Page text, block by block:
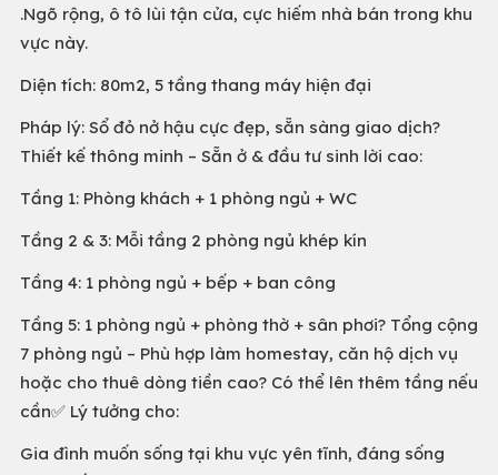
.Ngõ rộng, ô tô lùi tận cửa, cực hiếm nhà bán trong khu
vực này.
Diện tích: 80m2, 5 tầng thang máy hiện đại
Pháp lý: Sổ đỏ nở hậu cực đẹp, sẵn sàng giao dịch?
Thiết kế thông minh – Sẵn ở & đầu tư sinh lời cao:
Tầng 1: Phòng khách + 1 phòng ngủ + WC
Tầng 2 & 3: Mỗi tầng 2 phòng ngủ khép kín
Tầng 4: 1 phòng ngủ + bếp + ban công
Tầng 5: 1 phòng ngủ + phòng thờ + sân phơi? Tổng cộng
7 phòng ngủ – Phù hợp làm homestay, căn hộ dịch vụ
hoặc cho thuê dòng tiền cao? Có thể lên thêm tầng nếu
cần✅ Lý tưởng cho:
Gia đình muốn sống tại khu vực yên tĩnh, đáng sống